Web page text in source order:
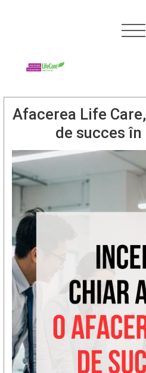
Afacerea Life
de succes în